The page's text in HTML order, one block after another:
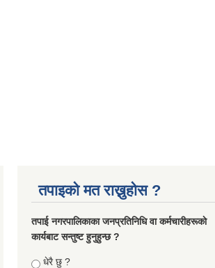
तपाइको मत राख्नुहोस ?
तपा‌ई नगरपालिकाका जनप्रतिनिधि वा कर्मचारीहरूकाे
कार्यबाट सन्तुष्ट हुनुहुन्छ ?
Choices
धेरै छु ?